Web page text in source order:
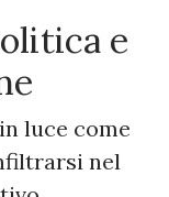
e
luce come
nel